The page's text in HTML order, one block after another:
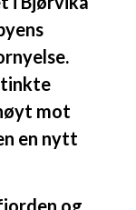
mot
en nytt